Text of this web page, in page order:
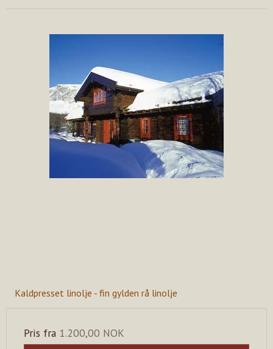
Kaldpresset linolje - fin gylden rå linolje
Pris fra 1.200,00 NOK